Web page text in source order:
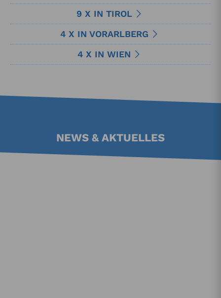
9 X IN TIROL
4 X IN VORARLBERG
4 X IN WIEN
NEWS & AKTUELLES